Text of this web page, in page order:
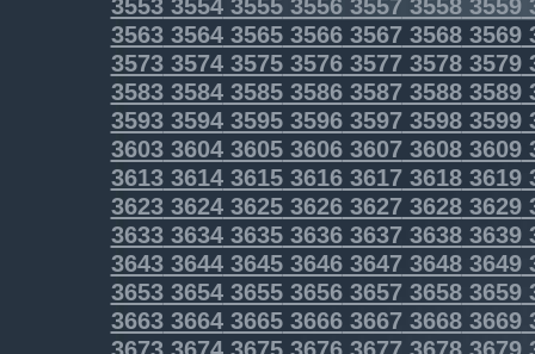
3563356435653566356735683569
3573357435753576357735783579
3583358435853586358735883589
3593359435953596359735983599
3603360436053606360736083609
3613361436153616361736183619
3623362436253626362736283629
3633363436353636363736383639
3643364436453646364736483649
3653365436553656365736583659
3663366436653666366736683669